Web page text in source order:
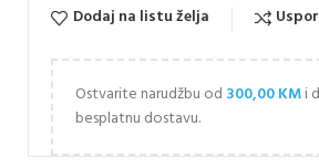
Dodaj na listu želja
Ostvarite narudžbu od 300,00KMi
besplatnu dostavu.